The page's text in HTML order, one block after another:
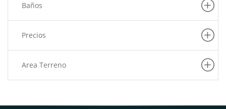
Puente Piedra
Pueblo Libre
Los Olivos (3)
Baños
Precios
Area Terreno